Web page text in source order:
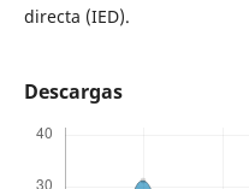
directa (IED).
Descargas